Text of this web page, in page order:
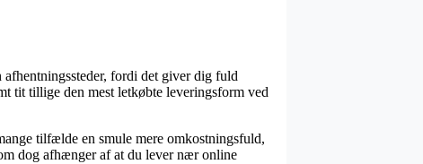
fordi det giver dig fuld
tit tillige den mest letkøbte leveringsform ved
tilfælde en smule mere omkostningsfuld,
dog afhænger af at du lever nær online